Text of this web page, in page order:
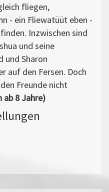
fliegen,
- ein Fliewatüüt eben -
Inzwischen sind
und seine
und Sharon
auf den Fersen. Doch
Freunde nicht
ab 8 Jahre)